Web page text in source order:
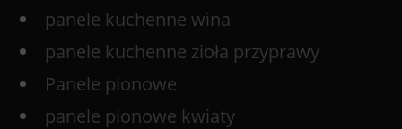
panele kuchenne wina
panele kuchenne zioła przyprawy
Panele pionowe
panele pionowe kwiaty